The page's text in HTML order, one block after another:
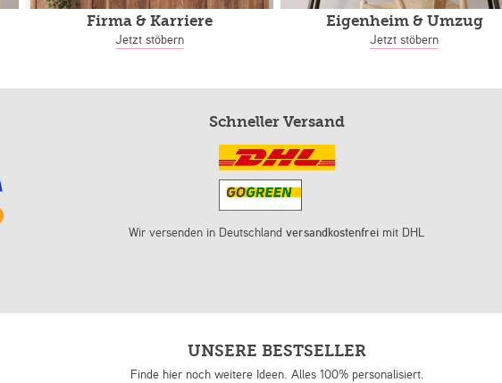
Firma & Karriere
Jetzt stöbern
Eigenheim& Umzug
Jetzt stöbern
Schneller Versand
Wir versenden in Deutschlandversandkostenfrei mit DHL
UNSERE BESTSELLER
Finde hier noch weitere Ideen. Alles 100% personalisiert.